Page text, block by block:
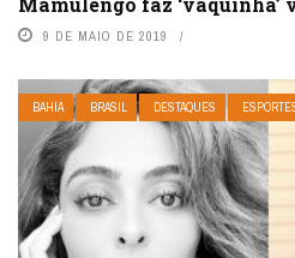
9 DE MAIO DE 2019
BAHIA BRASIL DESTAQUES